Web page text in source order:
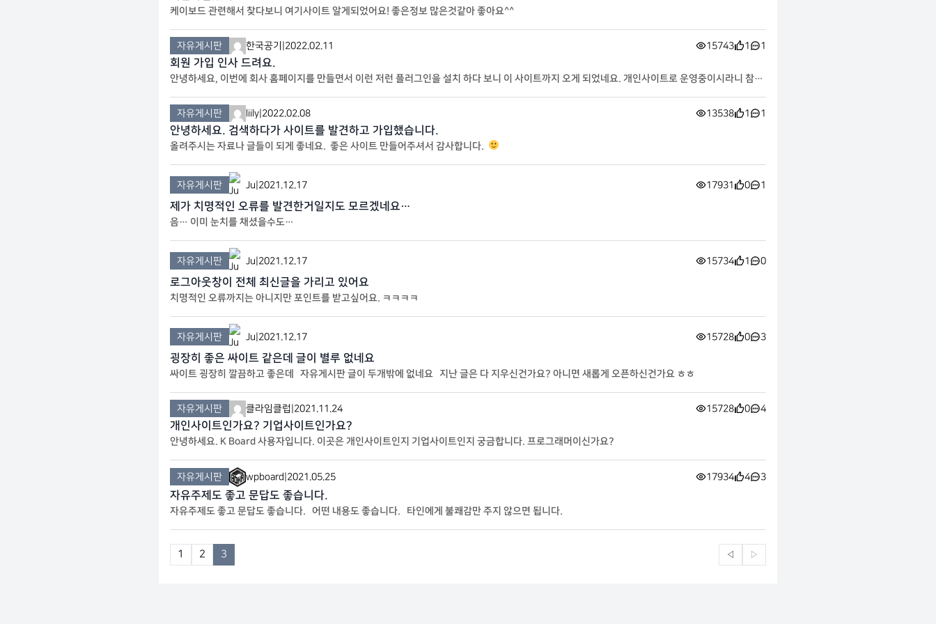
케이보드 관련해서 찾다보니 여기사이트 알게되었어요! 좋은정보 많은것같아 좋아요^^
자유게시판 한국공기 2022.02.11 15743 1 1
회원 가입 인사 드려요.
안녕하세요, 이번에 회사 홈페이지를 만들면서 이런 저런 플러그인을 설치 하다 보니 이 사이트까지 오게 되었네요. 개인사이트로 운영중이시라니 참으
자유게시판 liily 2022.02.08 13538 1 1
안녕하세요. 검색하다가 사이트를 발견하고 가입했습니다.
올려주시는 자료나 글들이 되게 좋네요. 좋은 사이트 만들어주셔서 감사합니다.
자유게시판 Ju 2021.12.17 17931 0 1
제가 치명적인 오류를 발견한거일지도 모르겠네요…
음… 이미 눈치를 채셨을수도…
자유게시판 Ju 2021.12.17 15734 1 0
로그아웃창이 전체 최신글을 가리고 있어요
치명적인 오류까지는 아니지만 포인트를 받고싶어요. ㅋㅋㅋㅋ
자유게시판 Ju 2021.12.17 15728 0 3
굉장히 좋은 싸이트 같은데 글이 별루 없네요
싸이트 굉장히 깔끔하고 좋은데 자유게시판 글이 두개밖에 없네요 지난 글은 다 지우신건가요? 아니면 새롭게 오픈하신건가요 ㅎㅎ
자유게시판 클라임클럽 2021.11.24 15728 0 4
개인사이트인가요? 기업사이트인가요?
안녕하세요. K Board 사용자입니다. 이곳은 개인사이트인지 기업사이트인지 궁금합니다. 프로그래머이신가요?
자유게시판 wpboard 2021.05.25 17934 4 3
자유주제도 좋고 문답도 좋습니다.
자유주제도 좋고 문답도 좋습니다. 어떤 내용도 좋습니다. 타인에게 불쾌감만 주지 않으면 됩니다.
1 2 3 ◁ ▷